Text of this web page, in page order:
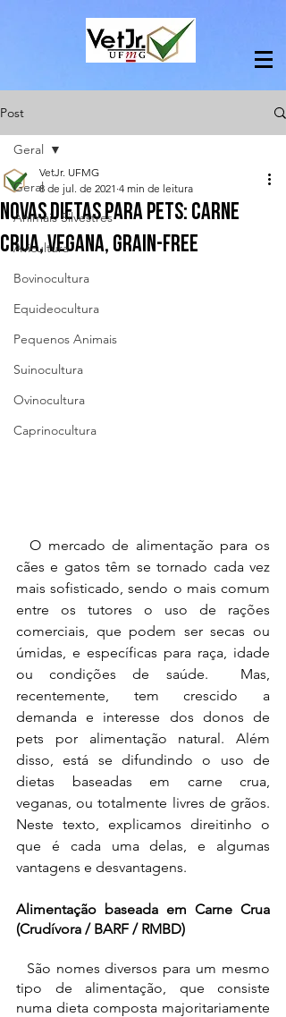
Post
Geral
Animais Silvestres
Avicultura
Bovinocultura
Equideocultura
Pequenos Animais
Suinocultura
Ovinocultura
Caprinocultura
Geral
NOVAS DIETAS PARA PETS: CARNE
CRUA, VEGANA, GRAIN-FREE
VetJr. UFMG
8 de jul. de 2021 4 min de leitura
  O mercado de alimentação para os
cães e gatos têm se tornado cada vez
mais sofisticado, sendo o mais comum
entre os tutores o uso de rações
comerciais, que podem ser secas ou
úmidas, e específicas para raça, idade
ou condições de saúde.  Mas,
recentemente, tem crescido a
demanda e interesse dos donos de
pets por alimentação natural. Além
disso, está se difundindo o uso de
dietas baseadas em carne crua,
veganas, ou totalmente livres de grãos.
Neste texto, explicamos direitinho o
que é cada uma delas, e algumas
vantagens e desvantagens.
Alimentação baseada em Carne Crua
(Crudívora / BARF / RMBD)
tipo de alimentação, que consiste
numa dieta composta majoritariamente